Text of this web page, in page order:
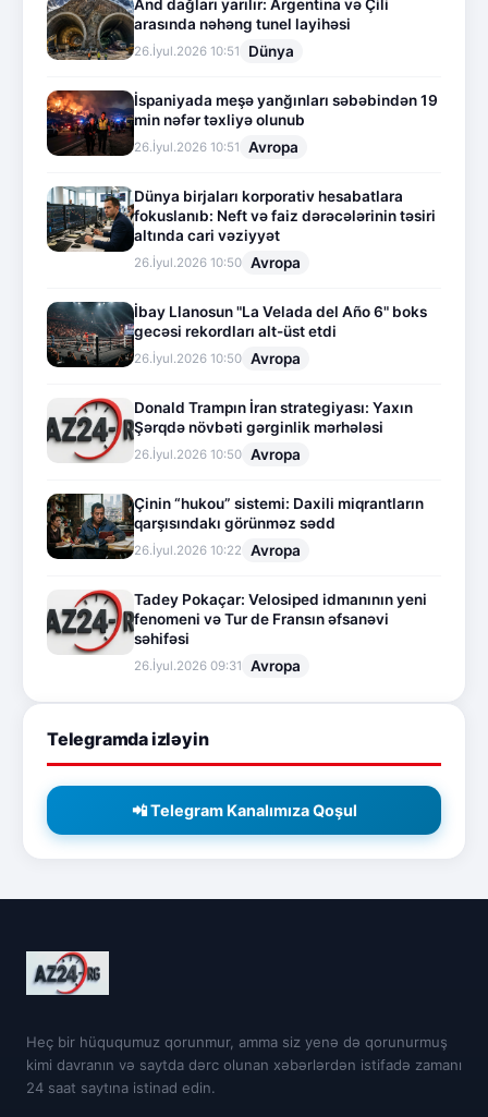
And dağları yarılır: Argentina və Çili
arasında nəhəng tunel layihəsi
26.İyul.2026 10:51 Dünya
İspaniyada meşə yanğınları səbəbindən 19
min nəfər təxliyə olunub
26.İyul.2026 10:51 Avropa
Dünya birjaları korporativ hesabatlara
fokuslanıb: Neft və faiz dərəcələrinin təsiri
altında cari vəziyyət
26.İyul.2026 10:50 Avropa
İbay Llanosun "La Velada del Año 6" boks
gecəsi rekordları alt-üst etdi
26.İyul.2026 10:50 Avropa
Donald Trampın İran strategiyası: Yaxın
Şərqdə növbəti gərginlik mərhələsi
26.İyul.2026 10:50 Avropa
Çinin “hukou” sistemi: Daxili miqrantların
qarşısındakı görünməz sədd
26.İyul.2026 10:22 Avropa
Tadey Pokaçar: Velosiped idmanının yeni
fenomeni və Tur de Fransın əfsanəvi
səhifəsi
26.İyul.2026 09:31 Avropa
Telegramda izləyin
📲 Telegram Kanalımıza Qoşul
Heç bir hüququmuz qorunmur, amma siz yenə də qorunurmuş
kimi davranın və saytda dərc olunan xəbərlərdən istifadə zamanı
24 saat saytına istinad edin.